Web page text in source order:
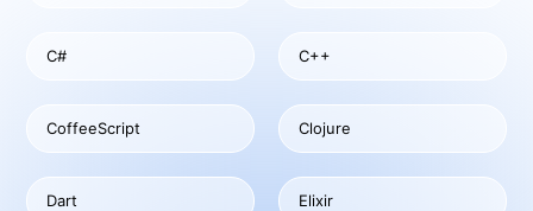
C# C++
CoffeeScript Clojure
Dart Elixir